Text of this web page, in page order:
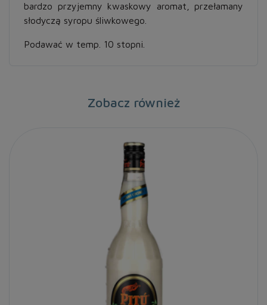
bardzo przyjemny kwaskowy aromat, przełamany
słodyczą syropu śliwkowego.
Podawać w temp. 10 stopni.
Zobacz również